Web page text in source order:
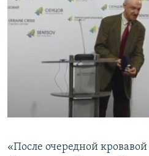
«После очередной